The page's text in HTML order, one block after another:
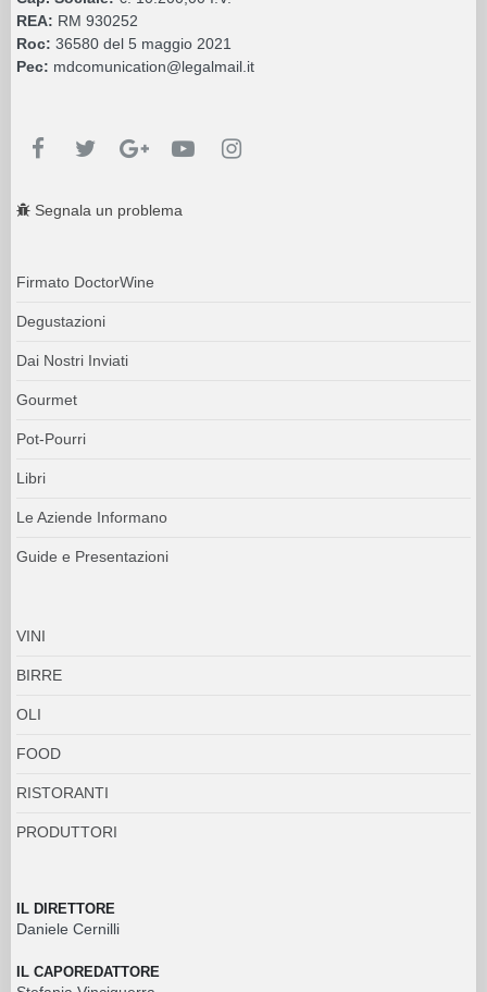
REA: RM 930252
Roc: 36580 del 5 maggio 2021
Pec: mdcomunication@legalmail.it
Segnala un problema
Firmato DoctorWine
Degustazioni
Dai Nostri Inviati
Gourmet
Pot-Pourri
Libri
Le Aziende Informano
Guide e Presentazioni
VINI
BIRRE
OLI
FOOD
RISTORANTI
PRODUTTORI
IL DIRETTORE
Daniele Cernilli
IL CAPOREDATTORE